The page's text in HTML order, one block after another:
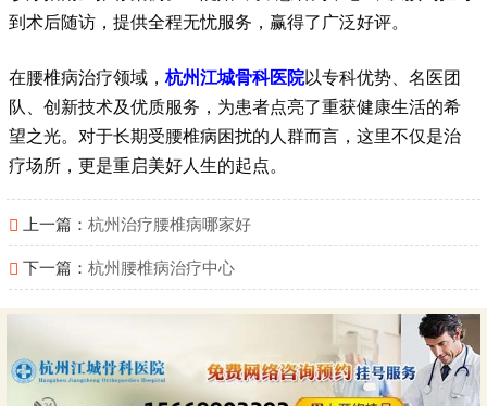
到术后随访，提供全程无忧服务，赢得了广泛好评。
在腰椎病治疗领域，杭州江城骨科医院以专科优势、名医团
队、创新技术及优质服务，为患者点亮了重获健康生活的希
望之光。对于长期受腰椎病困扰的人群而言，这里不仅是治
疗场所，更是重启美好人生的起点。
上一篇：杭州治疗腰椎病哪家好
下一篇：杭州腰椎病治疗中心